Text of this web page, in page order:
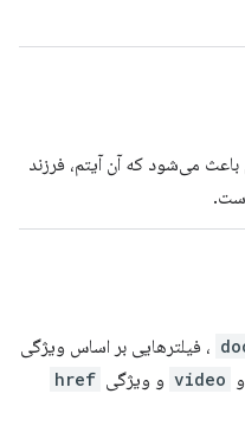
می‌شود که آن آیتم، فرزند
، فیلترهایی بر اساس ویژگی
و video و ویژگی href